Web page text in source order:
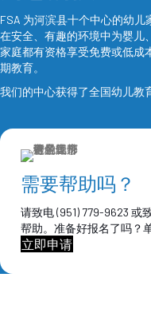
FSA 为河滨县十个中心的幼
在安全、有趣的环境中为婴儿
家庭都有资格享受免费或低成
期教育。
我们的中心获得了全国幼儿教
需要帮助吗？
请致电 (951) 779-9623 或
帮助。准备好报名了吗？
立即申请